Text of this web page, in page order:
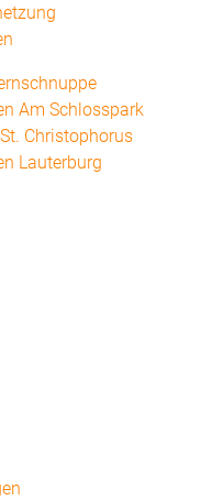
Am Schlosspark
Christophorus
Lauterburg